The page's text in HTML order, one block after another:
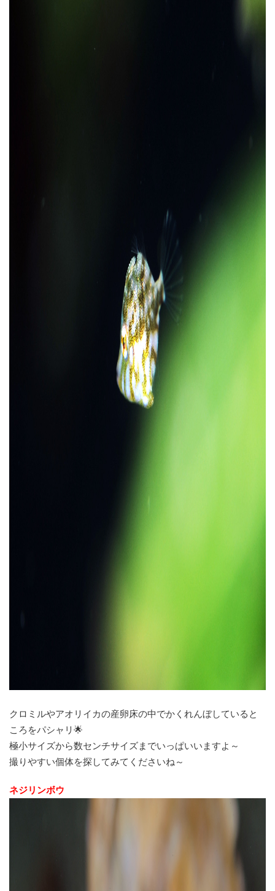
クロミルやアオリイカの産卵床の中でかくれんぼしていると
ころをパシャリ🌟
極小サイズから数センチサイズまでいっぱいいますよ～
撮りやすい個体を探してみてくださいね～
ネジリンボウ